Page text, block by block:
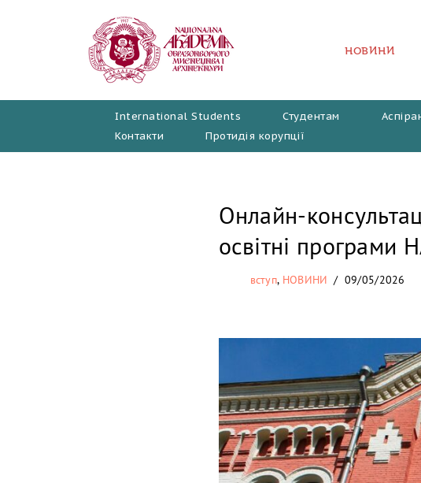
НОВИНИ
International Students Студентам
Контакти
Протидія корупції
Онлайн-
освітні
вступ, НОВИНИ 09/05/2026